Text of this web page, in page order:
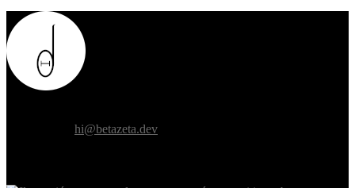
hi@betazeta.dev